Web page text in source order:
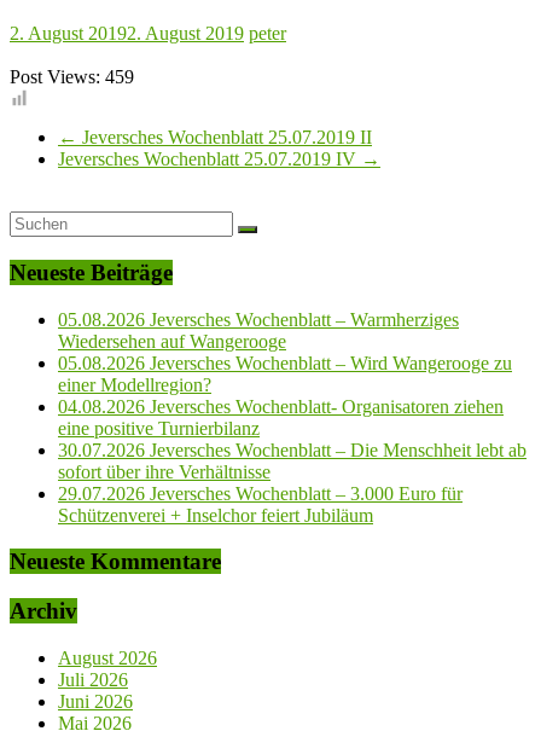
2. August 20192. August 2019 peter
Post Views: 459
← Jeversches Wochenblatt 25.07.2019 II
Jeversches Wochenblatt 25.07.2019 IV →
Neueste Beiträge
05.08.2026 Jeversches Wochenblatt – Warmherziges
Wiedersehen auf Wangerooge
05.08.2026 Jeversches Wochenblatt – Wird Wangerooge zu
einer Modellregion?
04.08.2026 Jeversches Wochenblatt- Organisatoren ziehen
eine positive Turnierbilanz
30.07.2026 Jeversches Wochenblatt – Die Menschheit lebt ab
sofort über ihre Verhältnisse
29.07.2026 Jeversches Wochenblatt – 3.000 Euro für
Schützenverei + Inselchor feiert Jubiläum
Neueste Kommentare
Archiv
August 2026
Juli 2026
Juni 2026
Mai 2026